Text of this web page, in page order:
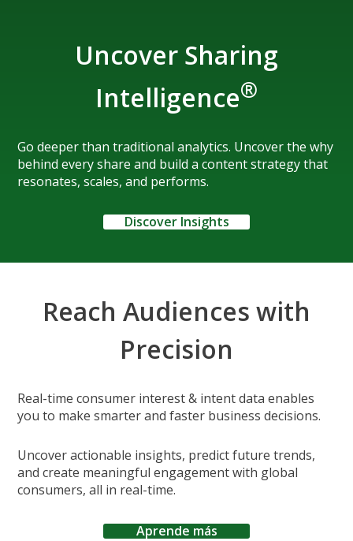
Uncover Sharing
Intelligence®
Go deeper than traditional analytics. Uncover the why
behind every share and build a content strategy that
resonates, scales, and performs.
Discover Insights
Reach Audiences with
Precision
Real-time consumer interest & intent data enables
you to make smarter and faster business decisions.
Uncover actionable insights, predict future trends,
and create meaningful engagement with global
consumers, all in real-time.
Aprende más